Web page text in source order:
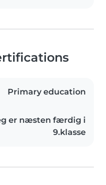
Primary education
er næsten færdig i
9.klasse